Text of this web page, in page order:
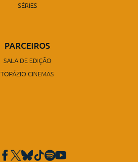
SÉRIES
PARCEIROS
SALA DE EDIÇÃO
TOPÁZIO CINEMAS